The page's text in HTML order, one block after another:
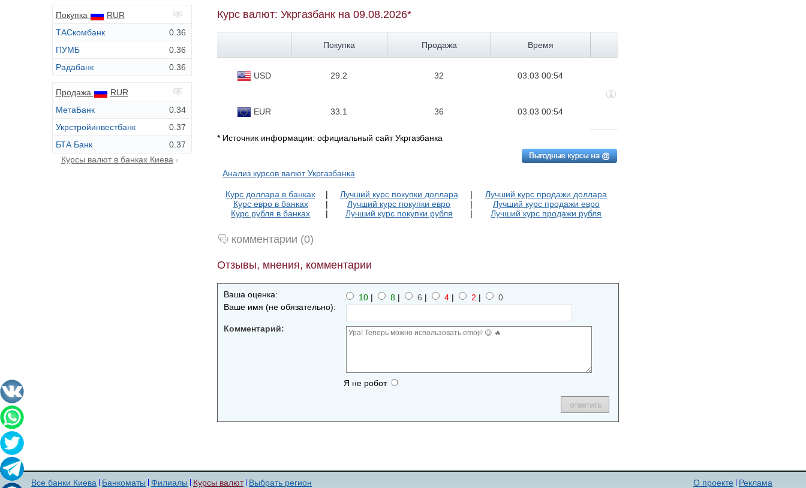
Покупка
RUR
ТАСкомбанк
0.36
ПУМБ
0.36
Радабанк
0.36
Продажа
RUR
МетаБанк
0.34
Укрстройинвестбанк
0.37
БТА Банк
0.37
Курсы валют в банках Киева
Курс валют: Укргазбанк на 09.08.2026*
Покупка Продажа Время
USD 29.2 32 03.03 00:54
EUR 33.1 36 03.03 00:54
* Источник информации: официальный сайт Укргазбанка
Анализ курсов валют Укргазбанка
Курс доллара в банках | Лучший курс покупки доллара |
Лучший курс продажи доллара
Курс евро в банках
| Лучший курс покупки евро |
Лучший курс продажи евро
Курс рубля в банках
| Лучший курс покупки рубля | Лучший курс продажи рубля
комментарии (0)
Отзывы, мнения, комментарии
Ваша оценка: 10 | 8 | 6 | 4 | 2 |
0
Ваше имя (не обязательно):
Комментарий:
Я не робот
Реклама
О проекте
Все банки Киева Банкоматы Филиалы Курсы валют Выбрать регион